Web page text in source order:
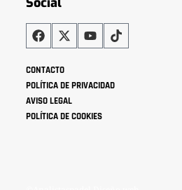
CONTACTO
POLÍTICA DE PRIVACIDAD
AVISO LEGAL
POLÍTICA DE COOKIES